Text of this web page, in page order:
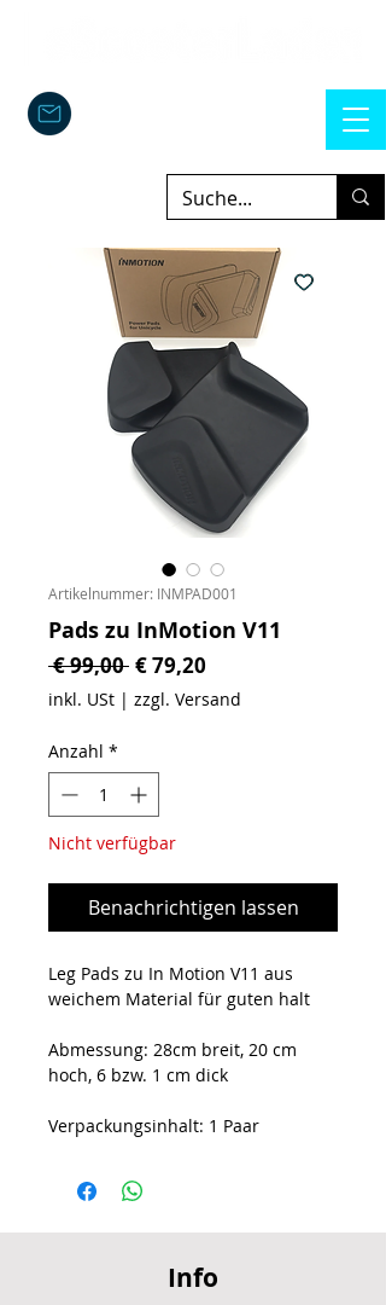
Artikelnummer: INMPAD001
Pads zu InMotion V11
€ 99,00 Standardpreis
€ 79,20
inkl. USt | zzgl. Versand
Anzahl *
Nicht verfügbar
Benachrichtigen lassen
Leg Pads zu In Motion V11 aus
weichem Material für guten halt
Abmessung: 28cm breit, 20 cm
hoch, 6 bzw. 1 cm dick
Verpackungsinhalt: 1 Paar
Info